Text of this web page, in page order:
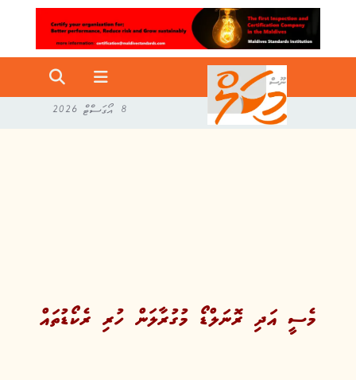
8 އޯގަސްޓް 2026
މެސީ އަދި ރޮނަލްޑޯ މުގުރާލަން ހުރި ރެކޯޑުތައް